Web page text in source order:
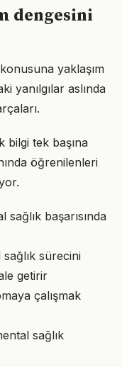
dengesini
yaklaşım
yanılgılar aslında
bilgi tek başına
öğrenilenleri
başarısında
sürecini
getirir
çalışmak
sağlık